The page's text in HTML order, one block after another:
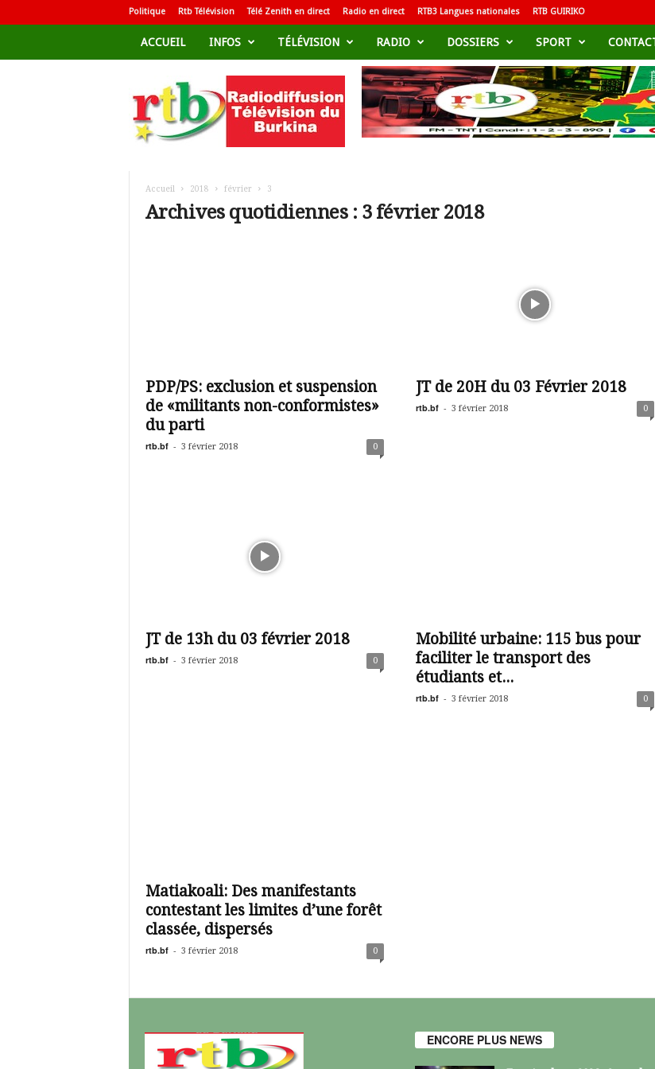
Politique Rtb Télévision Télé Zenith en direct Radio en direct RTB3 Langues nationales RTB GUIRIKO
ACCUEIL INFOS TÉLÉVISION RADIO DOSSIERS SPORT
d
i
Accueil 2018 février 3
Archives quotidiennes : 3 février 2018
PDP/PS: exclusion et suspension
de «militants non-conformistes»
du parti
rtb.bf - 3 février 2018 0
JT de 20H du 03 Février 2018
rtb.bf - 3 février 2018 0
JT de 13h du 03 février 2018
rtb.bf - 3 février 2018 0
Mobilité urbaine: 115 bus pour
faciliter le transport des
étudiants et...
rtb.bf - 3 février 2018 0
Matiakoali: Des manifestants
contestant les limites d’une forêt
classée, dispersés
rtb.bf - 3 février 2018 0
ENCORE PLUS NEWS